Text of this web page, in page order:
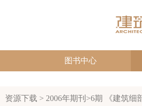
图书中心
资源下载 > 2006年期刊>6期 《建筑细